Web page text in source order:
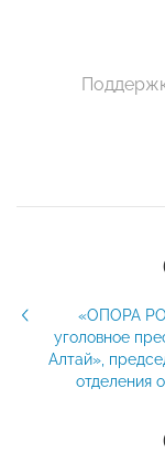
«ОПОРА
уголовное
Алтай»,
отделения